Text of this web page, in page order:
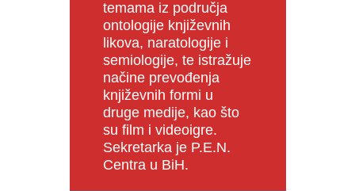
temama iz područja
ontologije književnih
likova, naratologije i
semiologije, te istražuje
načine prevođenja
književnih formi u
druge medije, kao što
su film i videoigre.
Sekretarka je P.E.N.
Centra u BiH.